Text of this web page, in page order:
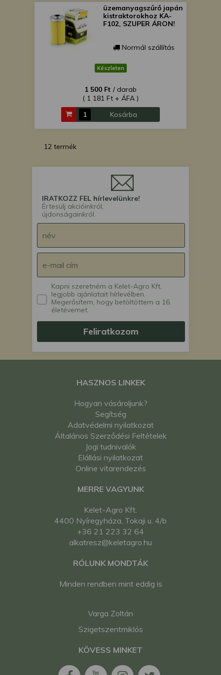
üzemanyagszűrő japán
kistraktorokhoz KA-
F102, SZUPER ÁRON!
Normál szállítás
Készleten
1 500 Ft / darab
( 1 181 Ft + ÁFA )
Kosárba
12 termék
IRATKOZZ FEL hírlevelünkre!
Értesülj akcióinkról,
újdonságainkról.
Kapni szeretném a Kelet-Agro Kft.
legjobb ajánlatait hírlevélben.
Megerősítem, hogy betöltöttem a 16.
életévemet.
Feliratkozom
HASZNOS LINKEK
Hogyan vásároljunk?
Segítség
Adatvédelmi nyilatkozat
Általános Szerződési Feltételek
Jogi tudnivalók
Elállási nyilatkozat
Online vitarendezés
MERRE VAGYUNK
Kelet-Agro Kft.
4400 Nyíregyháza, Tokaji u. 4/b
+36 21 223 32 64
alkatresz@keletagro.hu
RÓLUNK MONDTÁK
Minden rendben mint eddig is
Varga Zoltán
Szigetszentmiklós
KÖVESS MINKET